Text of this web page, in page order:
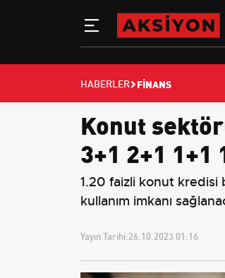
HABERLER FINANS
Konut
3+1 2+1 1+1
1.20 faizli konut kredisi
kullanım imkanı
Yayın Tarihi:26.10.2023 01:16